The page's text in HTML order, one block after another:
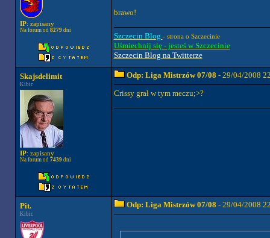
IP: zapisany
Na forum od 8279dni
brawo!
Szczecin Blog - strona o Szczecinie
Uśmiechnij się - jesteś w Szczecinie
Szczecin Blog na Twitterze
Skajsdelimit
Kibic
IP: zapisany
Na forum od 7439dni
Odp: Liga Mistrzów 07/08 - 29/04/2008
Crissy grał w tym meczu;>?
Pit.
Kibic
Odp: Liga Mistrzów 07/08 - 29/04/2008